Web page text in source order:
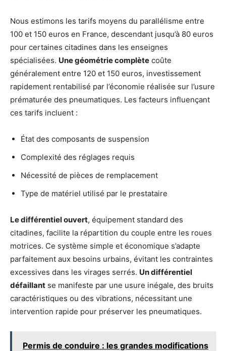
Nous estimons les tarifs moyens du parallélisme entre
100 et 150 euros en France, descendant jusqu’à 80 euros
pour certaines citadines dans les enseignes
spécialisées. Une géométrie complète coûte
généralement entre 120 et 150 euros, investissement
rapidement rentabilisé par l’économie réalisée sur l’usure
prématurée des pneumatiques. Les facteurs influençant
ces tarifs incluent :
État des composants de suspension
Complexité des réglages requis
Nécessité de pièces de remplacement
Type de matériel utilisé par le prestataire
Le différentiel ouvert, équipement standard des
citadines, facilite la répartition du couple entre les roues
motrices. Ce système simple et économique s’adapte
parfaitement aux besoins urbains, évitant les contraintes
excessives dans les virages serrés. Un différentiel
défaillant se manifeste par une usure inégale, des bruits
caractéristiques ou des vibrations, nécessitant une
intervention rapide pour préserver les pneumatiques.
Permis de conduire : les grandes modifications